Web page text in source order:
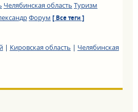
Челябинская область Туризм
Форум [ Все теги ]
| Кировская область | Челябинская